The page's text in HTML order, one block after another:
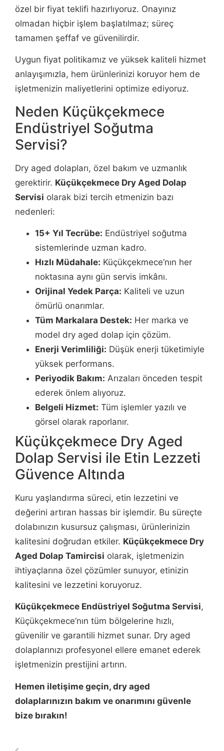
özel bir fiyat teklifi hazırlıyoruz. Onayınız
olmadan hiçbir işlem başlatılmaz; süreç
tamamen şeffaf ve güvenilirdir.
Uygun fiyat politikamız ve yüksek kaliteli hizmet
anlayışımızla, hem ürünlerinizi koruyor hem de
işletmenizin maliyetlerini optimize ediyoruz.
Neden Küçükçekmece
Endüstriyel Soğutma
Servisi?
Dry aged dolapları, özel bakım ve uzmanlık
gerektirir. Küçükçekmece Dry Aged Dolap
Servisi olarak bizi tercih etmenizin bazı
nedenleri:
15+ Yıl Tecrübe: Endüstriyel soğutma
sistemlerinde uzman kadro.
Hızlı Müdahale: Küçükçekmece’nın her
noktasına aynı gün servis imkânı.
Orijinal Yedek Parça: Kaliteli ve uzun
ömürlü onarımlar.
Tüm Markalara Destek: Her marka ve
model dry aged dolap için çözüm.
Enerji Verimliliği: Düşük enerji tüketimiyle
yüksek performans.
Periyodik Bakım: Arızaları önceden tespit
ederek önlem alıyoruz.
Belgeli Hizmet: Tüm işlemler yazılı ve
görsel olarak raporlanır.
Küçükçekmece Dry Aged
Dolap Servisi ile Etin Lezzeti
Güvence Altında
Kuru yaşlandırma süreci, etin lezzetini ve
değerini artıran hassas bir işlemdir. Bu süreçte
dolabınızın kusursuz çalışması, ürünlerinizin
kalitesini doğrudan etkiler. Küçükçekmece Dry
Aged Dolap Tamircisi olarak, işletmenizin
ihtiyaçlarına özel çözümler sunuyor, etinizin
kalitesini ve lezzetini koruyoruz.
Küçükçekmece Endüstriyel Soğutma Servisi,
Küçükçekmece’nın tüm bölgelerine hızlı,
güvenilir ve garantili hizmet sunar. Dry aged
dolaplarınızı profesyonel ellere emanet ederek
işletmenizin prestijini artırın.
Hemen iletişime geçin, dry aged
dolaplarınızın bakım ve onarımını güvenle
bize bırakın!